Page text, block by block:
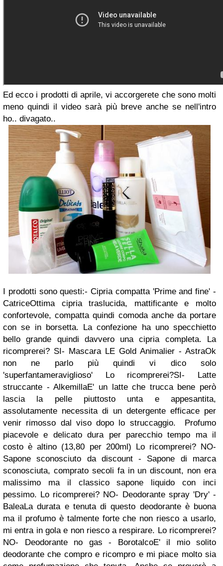
Ed ecco i prodotti di aprile, vi accorgerete che sono molti
meno quindi il video sarà più breve anche se nell'intro
ho.. divagato..
I prodotti sono questi:- Cipria compatta 'Prime and fine' -
CatriceOttima cipria traslucida, mattificante e molto
confortevole, compatta quindi comoda anche da portare
con se in borsetta. La confezione ha uno specchietto
bello grande quindi davvero una cipria completa. La
ricomprerei? SI- Mascara LE Gold Animalier - AstraOk
non ne parlo più quindi vi dico solo
'superfantameraviglioso' Lo ricomprerei?SI- Latte
struccante - AlkemillaE' un latte che trucca bene però
lascia la pelle piuttosto unta e appesantita,
assolutamente necessita di un detergente efficace per
venir rimosso dal viso dopo lo struccaggio. Profumo
piacevole e delicato dura per parecchio tempo ma il
costo è altino (13,80 per 200ml) Lo ricomprerei? NO-
Sapone sconosciuto da discount - Sapone di marca
sconosciuta, comprato secoli fa in un discount, non era
malissimo ma il classico sapone liquido con inci
pessimo. Lo ricomprerei? NO- Deodorante spray 'Dry' -
BaleaLa durata e tenuta di questo deodorante è buona
ma il profumo è talmente forte che non riesco a usarlo,
mi entra in gola e non riesco a respirare. Lo ricomprerei?
NO- Deodorante no gas - BorotalcoE' il mio solito
deodorante che compro e ricompro e mi piace molto sia